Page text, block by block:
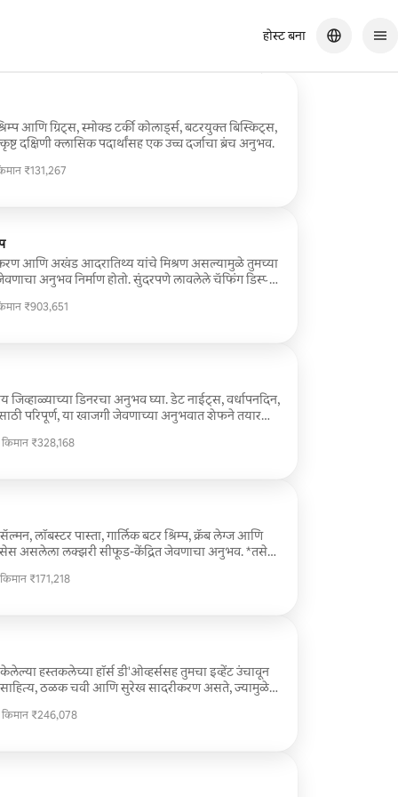
होस्ट बना
आणि ग्रिट्स, स्मोक्ड टर्की कोलार्ड्स, बटरयुक्त बिस्किट्स,
दक्षिणी क्लासिक पदार्थांसह एक उच्च दर्जाचा ब्रंच अनुभव.
₹131,267
आणि अखंड आदरातिथ्य यांचे मिश्रण असल्यामुळे तुमच्या
अनुभव निर्माण होतो. सुंदरपणे लावलेले चॅफिंग डिस्प्ले,
शैलीशी जुळण्यासाठी डिझाइन केलेला आहे. लग्नांपासून
₹903,651
डिनरचा अनुभव घ्या. डेट नाईट्स, वर्धापनदिन,
परिपूर्ण, या खाजगी जेवणाच्या अनुभवात शेफने तयार
तयार केला जातो. आराम करा आणि तुमच्या घराच्या
वातावरणात रेस्टॉरंट-गुणवत्तेचे खाद्यपदार्थ,
₹328,168
लॉबस्टर पास्ता, गार्लिक बटर श्रिम्प, क्रॅब लेग्ज आणि
असलेला लक्झरी सीफूड-केंद्रित जेवणाचा अनुभव. *तसेच
बुफे, ब्रेकडाउन आणि ग्रॅच्युइटी समाविष्ट आहे
₹171,218
हस्तकलेच्या हॉर्स डी'ओव्हर्ससह तुमचा इव्हेंट उंचावून
साहित्य, ठळक चवी आणि सुरेख सादरीकरण असते, ज्यामुळे
अनुभव मिळतो. कॉकटेल तास, लग्ने, कॉर्पोरेट गॅदरिंग्ज
आमच्या लहान आकाराच्या निर्मिती सुंदरपणे प्रदर्शित
₹246,078